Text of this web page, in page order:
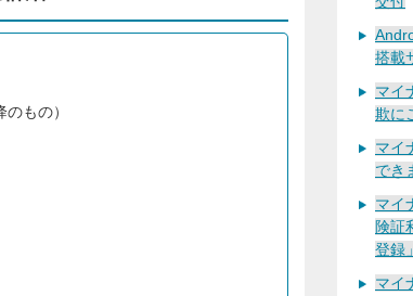
もの）
搭載
マイ
欺に
マイ
でき
マイ
険証
登録
マイ